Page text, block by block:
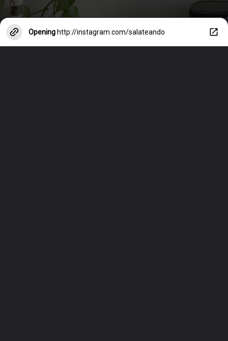
Opening http://instagram.com/salateando